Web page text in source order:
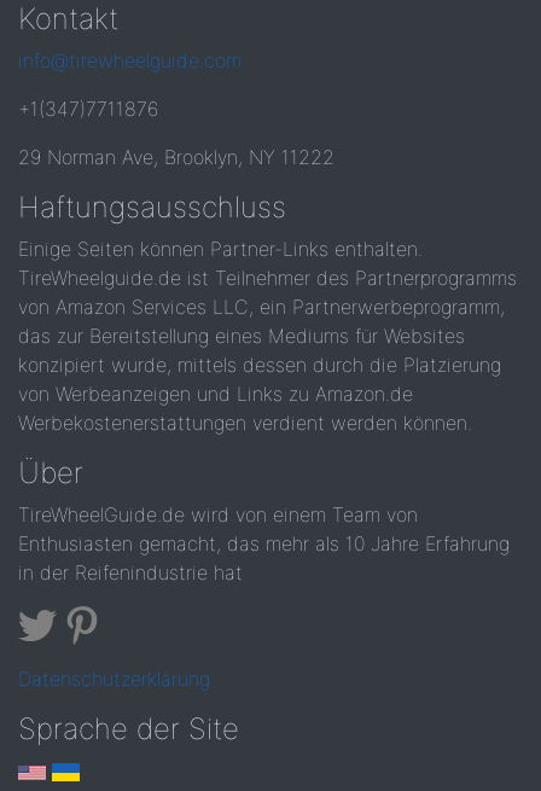
Kontakt
info@tirewheelguide.com
+1(347)7711876
29 Norman Ave, Brooklyn, NY 11222
Haftungsausschluss
Einige Seiten können Partner-Links enthalten.
TireWheelguide.de ist Teilnehmer des Partnerprogramms
von Amazon Services LLC, ein Partnerwerbeprogramm,
das zur Bereitstellung eines Mediums für Websites
konzipiert wurde, mittels dessen durch die Platzierung
von Werbeanzeigen und Links zu Amazon.de
Werbekostenerstattungen verdient werden können.
Über
TireWheelGuide.de wird von einem Team von
Enthusiasten gemacht, das mehr als 10 Jahre Erfahrung
in der Reifenindustrie hat
Datenschutzerklärung
Sprache der Site